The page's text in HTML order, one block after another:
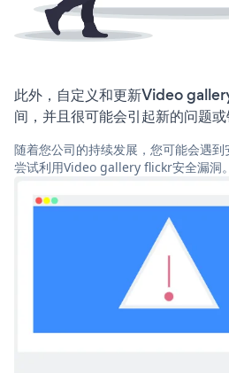
此外，自定义和更新Video
间，并且很可能会引起新的问题或
随着您公司的持续发展，您可能会遇
尝试利用Video gallery flickr安全漏洞。